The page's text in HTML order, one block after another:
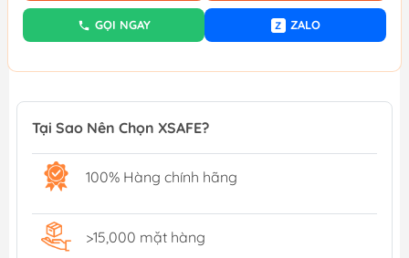
GỌI NGAY Z ZALO
Tại Sao Nên Chọn XSAFE?
100% Hàng chính hãng
>15,000 mặt hàng